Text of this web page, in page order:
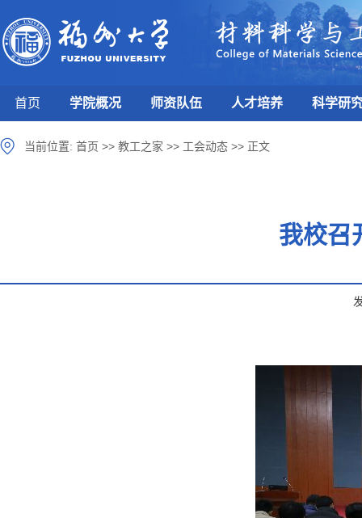
首页 学院概况 师资队伍 人才培养 科学研
当前位置: 首页 >> 教工之家 >> 工会动态 >> 正文
我校召